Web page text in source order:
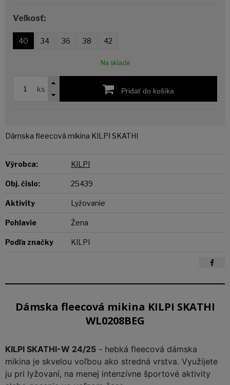
Veľkosť:
40 34 36 38 42
Na sklade
ks Pridať do košíka
Dámska fleecová mikina KILPI SKATHI
Výrobca: KILPI
Obj. čislo: 25439
Aktivity Lyžovanie
Pohlavie Žena
Podľa značky KILPI
Dámska fleecová mikina KILPI SKATHI
WL0208BEG
KILPI SKATHI-W 24/25 - hebká fleecová dámska
mikina je skvelou voľbou ako stredná vrstva. Využijete
ju pri lyžovaní, na menej intenzívne športové aktivity